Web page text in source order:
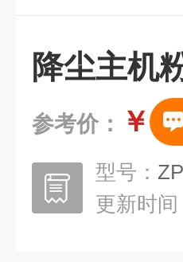
降尘主机
参考价： ￥
型号：
更新时间